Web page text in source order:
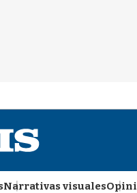
Narrativas visuales